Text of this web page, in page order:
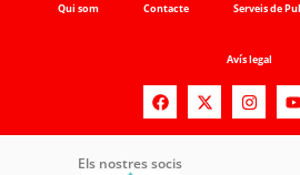
Qui som Contacte Serveis de
Avís legal
Els nostres socis